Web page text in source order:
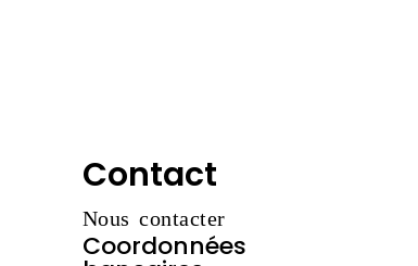
Contact
Nous contacter
Coordonnées